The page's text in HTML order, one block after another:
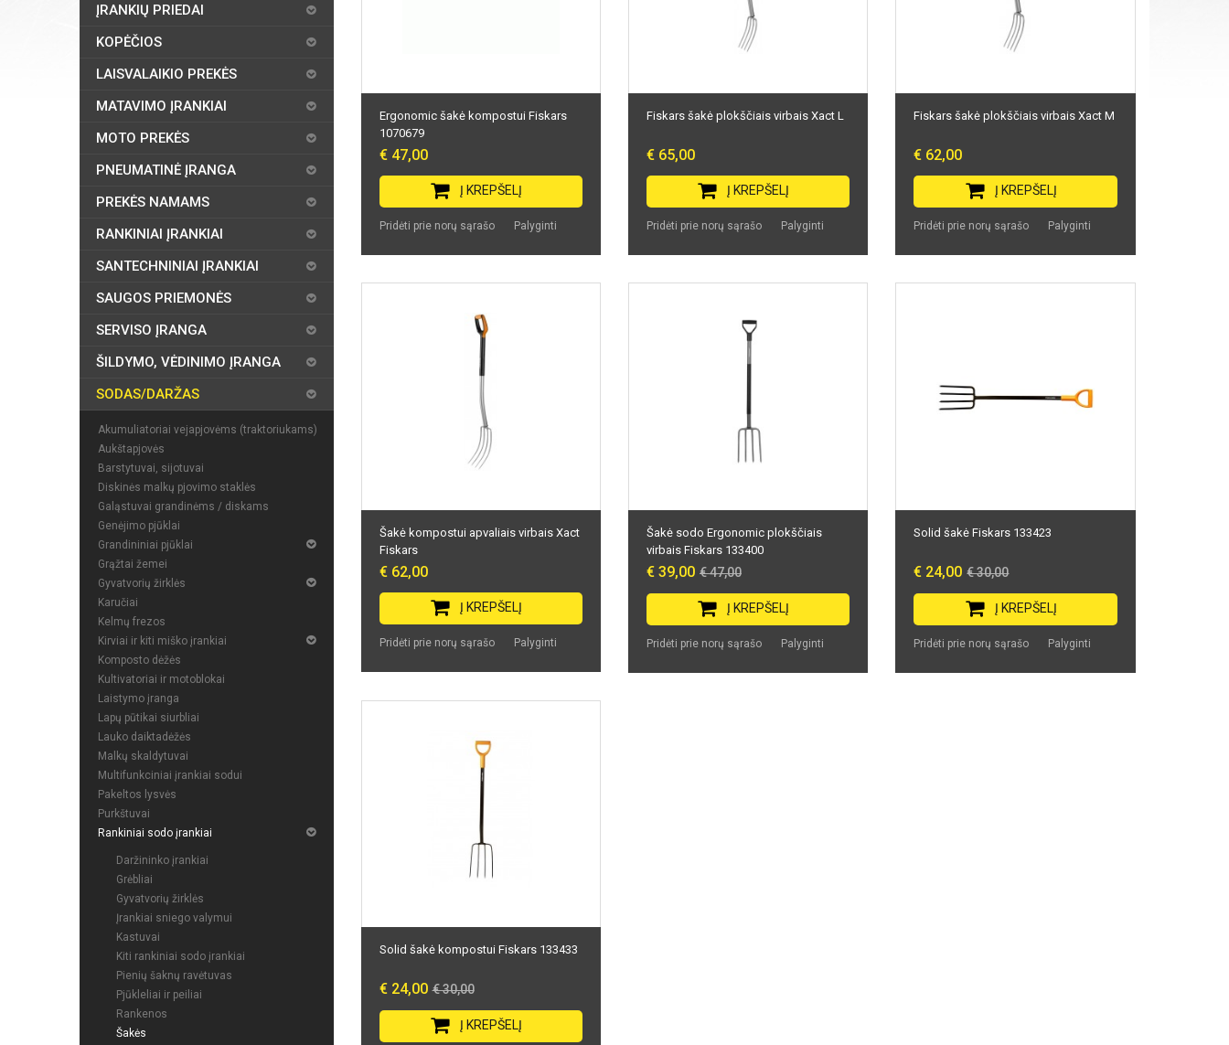
Ergonomic šakė kompostui Fiskars
1070679
€ 47,00
Į KREPŠELĮ
Pridėti prie norų sąrašo Palyginti
Fiskars šakė plokščiais virbais Xact L
€ 65,00
Į KREPŠELĮ
Pridėti prie norų sąrašo Palyginti
Fiskars šakė plokščiais virbais Xact M
€ 62,00
Į KREPŠELĮ
Pridėti prie norų sąrašo Palyginti
Šakė kompostui apvaliais virbais Xact
Fiskars
€ 62,00
Į KREPŠELĮ
Pridėti prie norų sąrašo Palyginti
Šakė sodo Ergonomic plokščiais
virbais Fiskars 133400
€ 39,00 € 47,00
Į KREPŠELĮ
Pridėti prie norų sąrašo Palyginti
Solid šakė Fiskars 133423
€ 24,00 € 30,00
Į KREPŠELĮ
Pridėti prie norų sąrašo Palyginti
Solid šakė kompostui Fiskars 133433
€ 24,00 € 30,00
Į KREPŠELĮ
ĮRANKIŲ PRIEDAI
KOPĖČIOS
LAISVALAIKIO PREKĖS
MATAVIMO ĮRANKIAI
MOTO PREKĖS
PNEUMATINĖ ĮRANGA
PREKĖS NAMAMS
RANKINIAI ĮRANKIAI
SANTECHNINIAI ĮRANKIAI
SAUGOS PRIEMONĖS
SERVISO ĮRANGA
ŠILDYMO, VĖDINIMO ĮRANGA
SODAS/DARŽAS
Akumuliatoriai vejapjovėms (traktoriukams)
Aukštapjovės
Barstytuvai, sijotuvai
Diskinės malkų pjovimo staklės
Galąstuvai grandinėms / diskams
Genėjimo pjūklai
Grandininiai pjūklai
Grąžtai žemei
Gyvatvorių žirklės
Karučiai
Kelmų frezos
Kirviai ir kiti miško įrankiai
Komposto dėžės
Kultivatoriai ir motoblokai
Laistymo įranga
Lapų pūtikai siurbliai
Lauko daiktadėžės
Malkų skaldytuvai
Multifunkciniai įrankiai sodui
Pakeltos lysvės
Purkštuvai
Rankiniai sodo įrankiai
Daržininko įrankiai
Grėbliai
Gyvatvorių žirklės
Įrankiai sniego valymui
Kastuvai
Kiti rankiniai sodo įrankiai
Pienių šaknų ravėtuvas
Pjūkleliai ir peiliai
Rankenos
Šakės